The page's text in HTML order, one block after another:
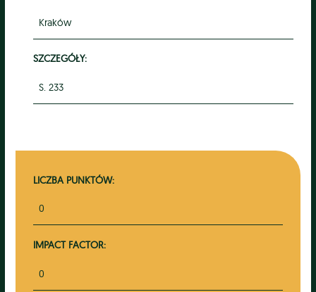
Kraków
SZCZEGÓŁY:
S. 233
LICZBA PUNKTÓW:
0
IMPACT FACTOR:
0